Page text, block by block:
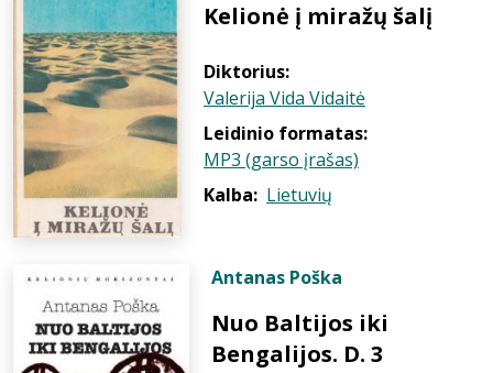
Kelionė į miražų šalį
Diktorius:
Valerija Vida Vidaitė
Leidinio formatas:
MP3 (garso įrašas)
Kalba: Lietuvių
Antanas Poška
Nuo Baltijos iki
Bengalijos. D. 3